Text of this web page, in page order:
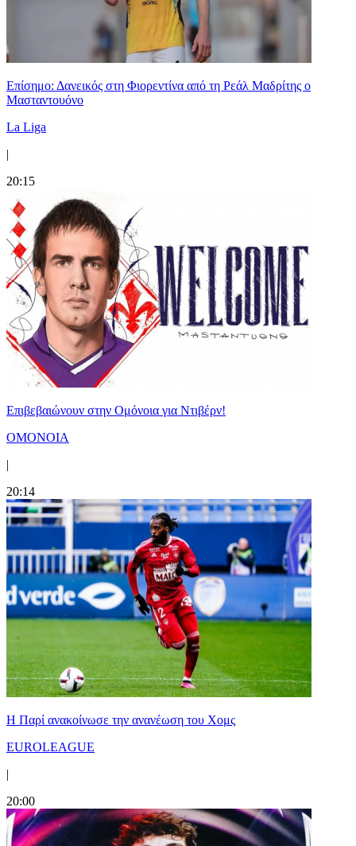
Επίσημο: Δανεικός στη Φιορεντίνα από τη Ρεάλ Μαδρίτης ο
Μασταντουόνο
La Liga
|
20:15
Επιβεβαιώνουν στην Ομόνοια για Ντιβέρν!
ΟΜΟΝΟΙΑ
|
20:14
Η Παρί ανακοίνωσε την ανανέωση του Χομς
EUROLEAGUE
|
20:00